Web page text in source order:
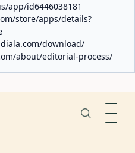
app/id6446038181
store/apps/details?
download/
about/editorial-process/